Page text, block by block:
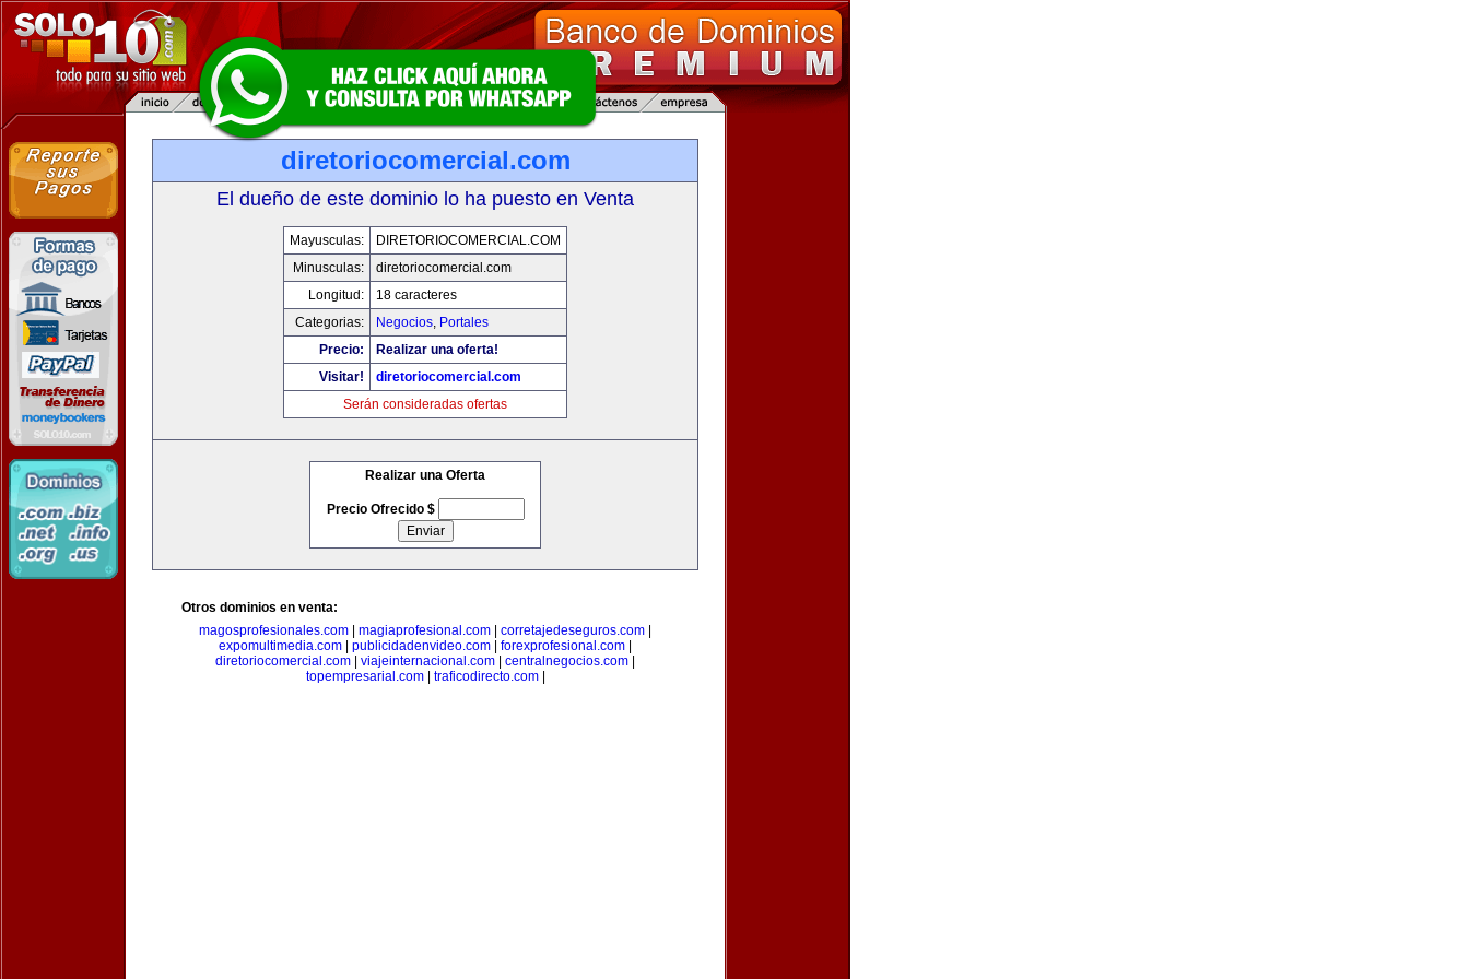
diretoriocomercial.com
El dueño de este dominio lo ha puesto en Venta
Mayusculas:
DIRETORIOCOMERCIAL.COM
Minusculas:
diretoriocomercial.com
Longitud:
18 caracteres
Categorias:
Negocios, Portales
Precio:
Realizar una oferta!
Visitar!
diretoriocomercial.com
Serán consideradas ofertas
Realizar una Oferta
Precio Ofrecido $
Otros dominios en venta:
magosprofesionales.com
magiaprofesional.com corretajedeseguros.com
expomultimedia.com
publicidadenvideo.com forexprofesional.com
diretoriocomercial.com
viajeinternacional.com centralnegocios.com
topempresarial.com| traficodirecto.com|